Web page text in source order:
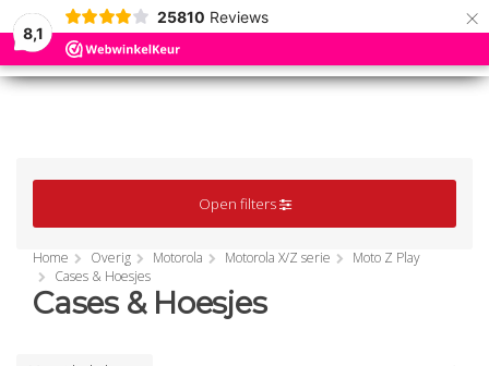
8,1
25810 Reviews ×
MENU
MENU
Open filters
Home Overig Motorola Motorola X/Z serie
Moto Z Play
Cases & Hoesjes
Cases & Hoesjes